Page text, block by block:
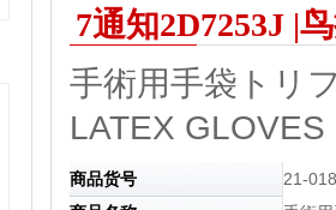
7通知2D7253J |
手術用手袋トリ
LATEX
商品货号
21-